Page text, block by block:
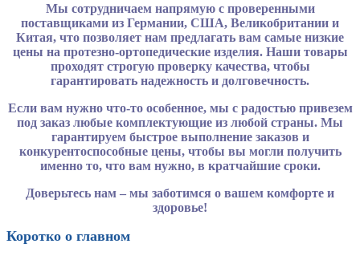
Мы сотрудничаем напрямую с проверенными
поставщиками из Германии, США, Великобритании и
Китая, что позволяет нам предлагать вам самые низкие
цены на протезно-ортопедические изделия. Наши товары
проходят строгую проверку качества, чтобы
гарантировать надежность и долговечность.
Если вам нужно что-то особенное, мы с радостью привезем
под заказ любые комплектующие из любой страны. Мы
гарантируем быстрое выполнение заказов и
конкурентоспособные цены, чтобы вы могли получить
именно то, что вам нужно, в кратчайшие сроки.
Доверьтесь нам – мы заботимся о вашем комфорте и
здоровье!
Коротко о главном